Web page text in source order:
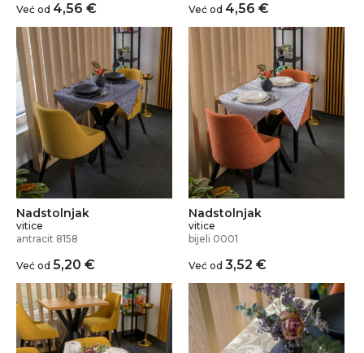
Već od 4,56 € Već od 4,56 €
Nadstolnjak
vitice
antracit 8158
Već od 5,20 €
Nadstolnjak
vitice
bijeli 0001
Već od 3,52 €